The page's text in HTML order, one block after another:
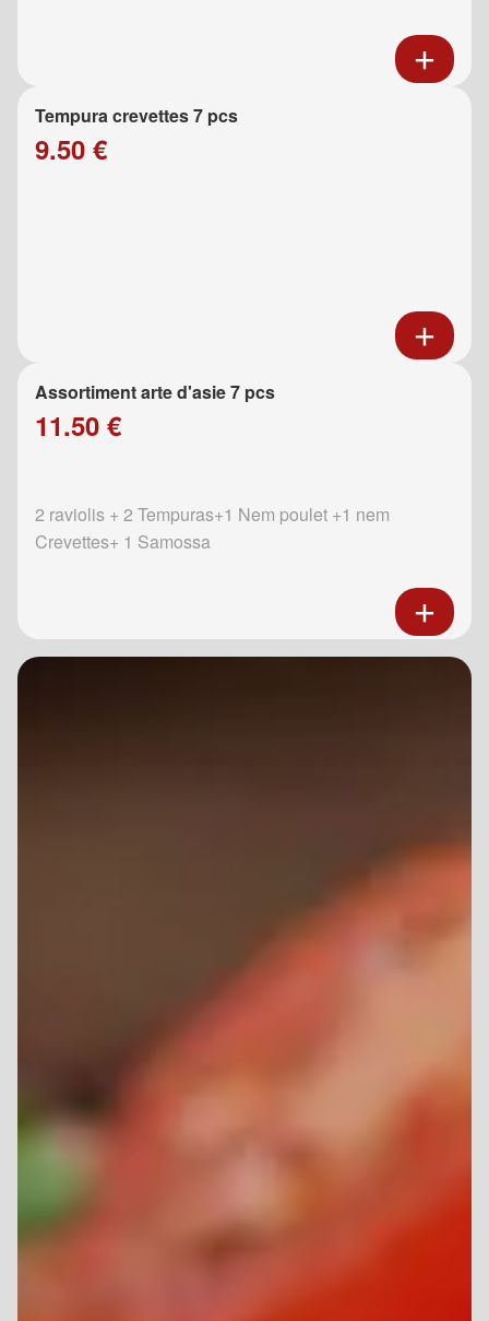
Tempura crevettes 7 pcs
9.50 €
Assortiment arte d'asie 7 pcs
11.50 €
2 raviolis + 2 Tempuras+1 Nem poulet +1 nem
Crevettes+ 1 Samossa